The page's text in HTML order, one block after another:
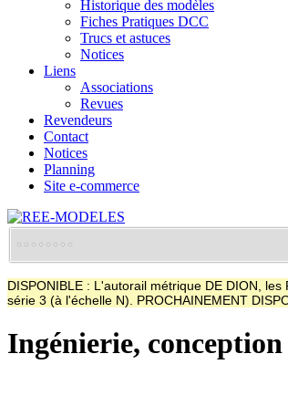
Historique des modèles
Fiches Pratiques DCC
Trucs et astuces
Notices
Liens
Associations
Revues
Revendeurs
Contact
Notices
Planning
Site e-commerce
DISPONIBLE : L'autorail métrique DE DION,
série 3 (à l'échelle N). PROCHAINEMENT
Ingénierie,